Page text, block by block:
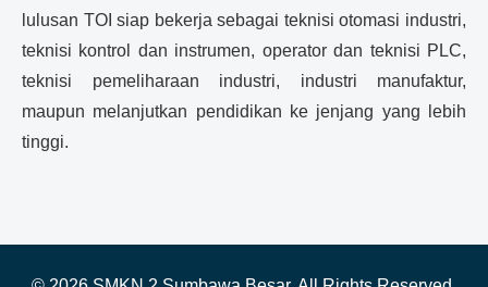
lulusan TOI siap bekerja sebagai teknisi otomasi industri,
teknisi kontrol dan instrumen, operator dan teknisi PLC,
teknisi pemeliharaan industri, industri manufaktur,
maupun melanjutkan pendidikan ke jenjang yang lebih
tinggi.